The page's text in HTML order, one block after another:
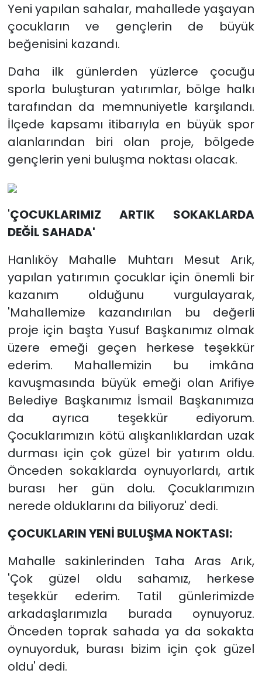
Yeni yapılan sahalar, mahallede yaşayan
çocukların ve gençlerin de büyük
beğenisini kazandı.
Daha ilk günlerden yüzlerce çocuğu
sporla buluşturan yatırımlar, bölge halkı
tarafından da memnuniyetle karşılandı.
İlçede kapsamı itibarıyla en büyük spor
alanlarından biri olan proje, bölgede
gençlerin yeni buluşma noktası olacak.
'ÇOCUKLARIMIZ ARTIK SOKAKLARDA
DEĞİL SAHADA'
Hanlıköy Mahalle Muhtarı Mesut Arık,
yapılan yatırımın çocuklar için önemli bir
kazanım olduğunu vurgulayarak,
'Mahallemize kazandırılan bu değerli
proje için başta Yusuf Başkanımız olmak
üzere emeği geçen herkese teşekkür
ederim. Mahallemizin bu imkâna
kavuşmasında büyük emeği olan Arifiye
Belediye Başkanımız İsmail Başkanımıza
da ayrıca teşekkür ediyorum.
Çocuklarımızın kötü alışkanlıklardan uzak
durması için çok güzel bir yatırım oldu.
Önceden sokaklarda oynuyorlardı, artık
burası her gün dolu. Çocuklarımızın
nerede olduklarını da biliyoruz' dedi.
ÇOCUKLARIN YENİ BULUŞMA NOKTASI:
Mahalle sakinlerinden Taha Aras Arık,
'Çok güzel oldu sahamız, herkese
teşekkür ederim. Tatil günlerimizde
arkadaşlarımızla burada oynuyoruz.
Önceden toprak sahada ya da sokakta
oynuyorduk, burası bizim için çok güzel
oldu' dedi.